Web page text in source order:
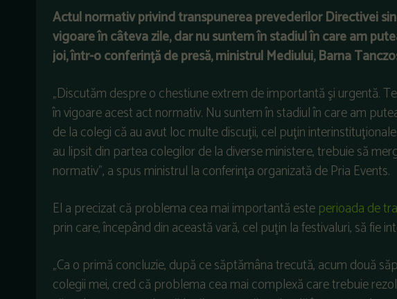
Actul normativ privind transpunerea prevederilor Directivei
vigoare în câteva zile, dar nu suntem în stadiul în care am
joi, într-o conferinţă de presă, ministrul Mediului, Barna
„Discutăm despre o chestiune extrem de importantă şi urgentă.
în vigoare acest act normativ. Nu suntem în stadiul în care am
de la colegi că au avut loc multe discuţii, cel puţin
au lipsit din partea colegilor de la diverse ministere, trebuie să
normativ”, a spus ministrul la conferinţa organizată de Pria Events.
El a precizat că problema cea mai importantă esteperioada de
prin care, începând din această vară, cel puţin la festivaluri, să fie
„Ca o primă concluzie, după ce săptămâna trecută, acum două
colegii mei, cred că problema cea mai complexă care trebuie